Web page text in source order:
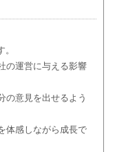
の運営に与える影響
の意見を出せるよう
感しながら成長で